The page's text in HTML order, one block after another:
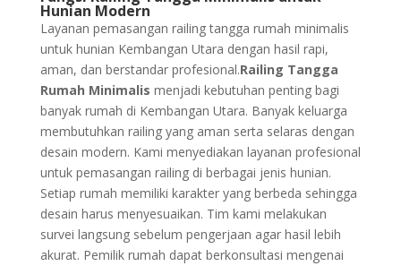
Hunian Modern
Layanan pemasangan railing tangga rumah minimalis
untuk hunian Kembangan Utara dengan hasil rapi,
aman, dan berstandar profesional.Railing Tangga
Rumah Minimalis menjadi kebutuhan penting bagi
banyak rumah di Kembangan Utara. Banyak keluarga
membutuhkan railing yang aman serta selaras dengan
desain modern. Kami menyediakan layanan profesional
untuk pemasangan railing di berbagai jenis hunian.
Setiap rumah memiliki karakter yang berbeda sehingga
desain harus menyesuaikan. Tim kami melakukan
survei langsung sebelum pengerjaan agar hasil lebih
akurat. Pemilik rumah dapat berkonsultasi mengenai